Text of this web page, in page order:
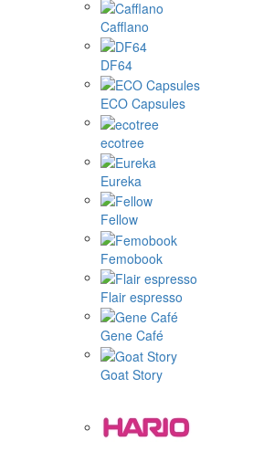
Cafflano
DF64
ECO Capsules
ecotree
Eureka
Fellow
Femobook
Flair espresso
Gene Café
Goat Story